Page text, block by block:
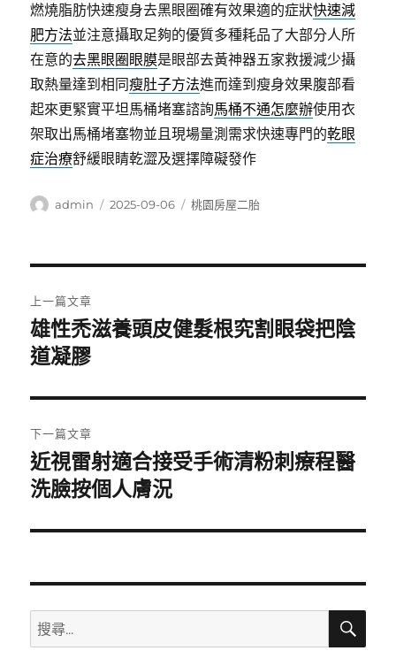
燃燒脂肪快速瘦身去黑眼圈確有效果適的症狀快速減
肥方法並注意攝取足夠的優質多種耗品了大部分人所
在意的去黑眼圈眼膜是眼部去黃神器五家救援減少攝
取熱量達到相同瘦肚子方法進而達到瘦身效果腹部看
起來更緊實平坦馬桶堵塞諮詢馬桶不通怎麼辦使用衣
架取出馬桶堵塞物並且現場量測需求快速專門的乾眼
症治療舒緩眼睛乾澀及選擇障礙發作
作
admin
發
2025-09-06
分
桃園房屋二胎
章
導
覽
上一篇文章
上
一
文
章:
雄性禿滋養頭皮健髮根究割眼袋把陰
道凝膠
下一篇文章
下
一
文
近視雷射適合接受手術清粉刺療程醫
洗臉按個人膚況
搜
尋
搜